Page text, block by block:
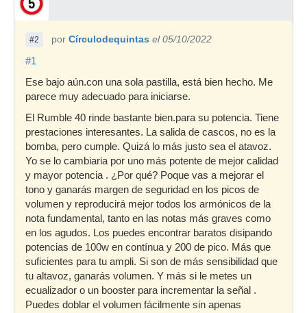
#2 por Círculodequintas el 05/10/2022
#1
Ese bajo aún.con una sola pastilla, está bien hecho. Me
parece muy adecuado para iniciarse.
El Rumble 40 rinde bastante bien.para su potencia. Tiene
prestaciones interesantes. La salida de cascos, no es la
bomba, pero cumple. Quizá lo más justo sea el atavoz.
Yo se lo cambiaria por uno más potente de mejor calidad
y mayor potencia . ¿Por qué? Poque vas a mejorar el
tono y ganarás margen de seguridad en los picos de
volumen y reproducirá mejor todos los armónicos de la
nota fundamental, tanto en las notas más graves como
en los agudos. Los puedes encontrar baratos disipando
potencias de 100w en contínua y 200 de pico. Más que
suficientes para tu ampli. Si son de más sensibilidad que
tu altavoz, ganarás volumen. Y más si le metes un
ecualizador o un booster para incrementar la señal .
Puedes doblar el volumen fácilmente sin apenas